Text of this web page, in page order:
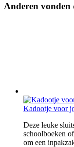
Anderen
Kadootje voor
Deze leuke
schoolboeken
om een